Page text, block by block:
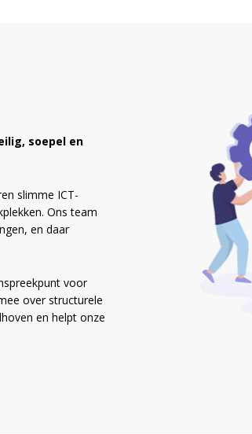
soepel en
slimme ICT-
Ons team
en daar
voor
over structurele
en helpt onze